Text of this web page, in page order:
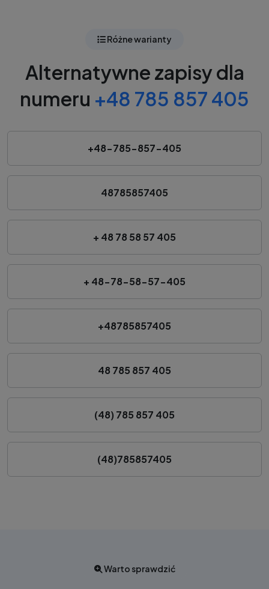
Różne warianty
Alternatywne zapisy dla
numeru +48 785 857 405
+48-785-857-405
48785857405
+ 48 78 58 57 405
+ 48-78-58-57-405
+48785857405
48 785 857 405
(48) 785 857 405
(48)785857405
Warto sprawdzić